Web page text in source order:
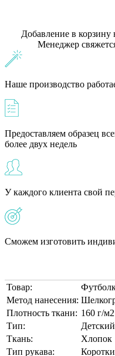
Добавление в корзину
Менеджер
Наше производство
Предоставляем образец
более двух недель
У каждого клиента свой
Сможем изготовить
Товар:
Метод нанесения:
Плотность ткани: 160 г/м2
Тип:
Детский
Ткань:
Хлопок
Тип рукава: